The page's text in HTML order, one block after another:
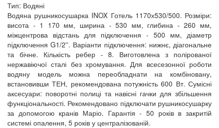
Тип: Водяні
Водяна рушникосушарка INOX Готель 1170х530/500. Розміри:
висота - 1 170 мм, ширина - 530 мм, глибина - 260 мм,
міжцентрова відстань для підключення - 500 мм, діаметр
підключення G1/2''. Варіанти підключення: нижнє, діагональне
та бічне. Кількість ребер - 8. Виготовлена з полірованої
нержавіючої сталі без хромування. Для всесезонної роботи
водяну модель можна переобладнати на комбіновану,
встановивши ТЕН, рекомендована потужність 600 Вт. Сумісні
аксесуари: поворотні полиці та навісні гачки для збільшення
функціональності. Рекомендовано підключати рушникосушарку
за допомогою кранів Маріо. Гарантія - 50 років в закритій
системі опалення, 5 років у централізованій.